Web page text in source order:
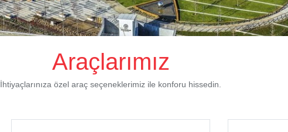
Araçlarımız
İhtiyaçlarınıza özel araç seçeneklerimiz ile konforu hissedin.